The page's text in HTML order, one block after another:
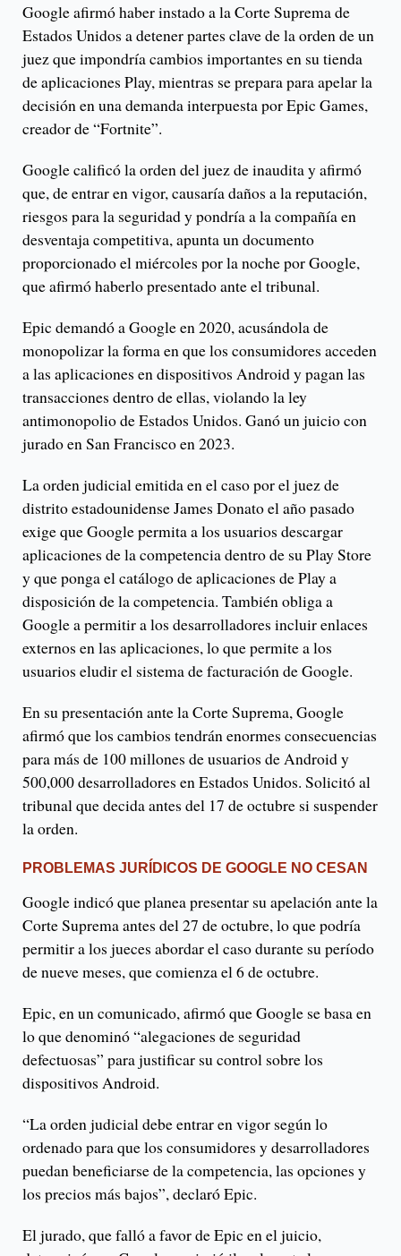
Google afirmó haber instado a la Corte Suprema de
Estados Unidos a detener partes clave de la orden de un
juez que impondría cambios importantes en su tienda
de aplicaciones Play, mientras se prepara para apelar la
decisión en una demanda interpuesta por Epic Games,
creador de “Fortnite”.
Google calificó la orden del juez de inaudita y afirmó
que, de entrar en vigor, causaría daños a la reputación,
riesgos para la seguridad y pondría a la compañía en
desventaja competitiva, apunta un documento
proporcionado el miércoles por la noche por Google,
que afirmó haberlo presentado ante el tribunal.
Epic demandó a Google en 2020, acusándola de
monopolizar la forma en que los consumidores acceden
a las aplicaciones en dispositivos Android y pagan las
transacciones dentro de ellas, violando la ley
antimonopolio de Estados Unidos. Ganó un juicio con
jurado en San Francisco en 2023.
La orden judicial emitida en el caso por el juez de
distrito estadounidense James Donato el año pasado
exige que Google permita a los usuarios descargar
aplicaciones de la competencia dentro de su Play Store
y que ponga el catálogo de aplicaciones de Play a
disposición de la competencia. También obliga a
Google a permitir a los desarrolladores incluir enlaces
externos en las aplicaciones, lo que permite a los
usuarios eludir el sistema de facturación de Google.
En su presentación ante la Corte Suprema, Google
afirmó que los cambios tendrán enormes consecuencias
para más de 100 millones de usuarios de Android y
500,000 desarrolladores en Estados Unidos. Solicitó al
tribunal que decida antes del 17 de octubre si suspender
la orden.
PROBLEMAS JURÍDICOS DE GOOGLE NO CESAN
Google indicó que planea presentar su apelación ante la
Corte Suprema antes del 27 de octubre, lo que podría
permitir a los jueces abordar el caso durante su período
de nueve meses, que comienza el 6 de octubre.
Epic, en un comunicado, afirmó que Google se basa en
lo que denominó “alegaciones de seguridad
defectuosas” para justificar su control sobre los
dispositivos Android.
“La orden judicial debe entrar en vigor según lo
ordenado para que los consumidores y desarrolladores
puedan beneficiarse de la competencia, las opciones y
los precios más bajos”, declaró Epic.
El jurado, que falló a favor de Epic en el juicio,